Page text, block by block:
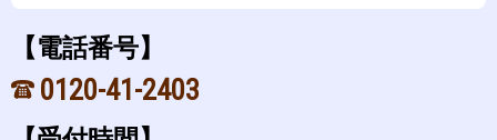
【電話番号】
0120-41-2403